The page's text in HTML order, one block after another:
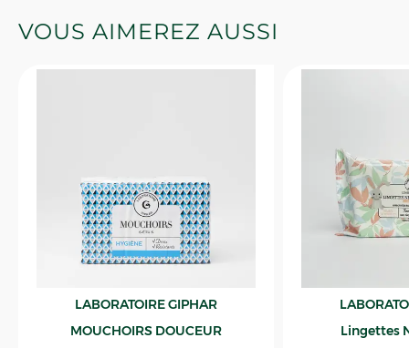
VOUS AIMEREZ AUSSI
LABORATOIRE GIPHAR
MOUCHOIRS DOUCEUR
Lingettes